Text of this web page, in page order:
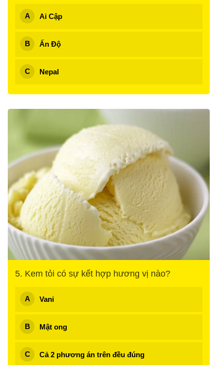
Ai Cập
Ấn Độ
Nepal
5. Kem tỏi có sự kết hợp hương vị nào?
Vani
Mật ong
Cả 2 phương án trên đều đúng